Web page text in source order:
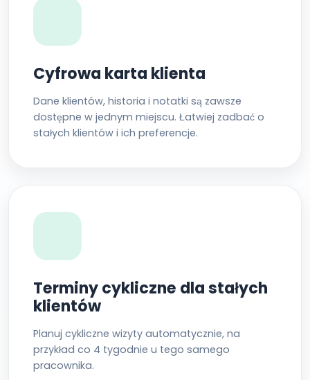
Cyfrowa karta klienta
Dane klientów, historia i notatki są zawsze
dostępne w jednym miejscu. Łatwiej zadbać o
stałych klientów i ich preferencje.
Terminy cykliczne dla stałych
klientów
Planuj cykliczne wizyty automatycznie, na
przykład co 4 tygodnie u tego samego
pracownika.